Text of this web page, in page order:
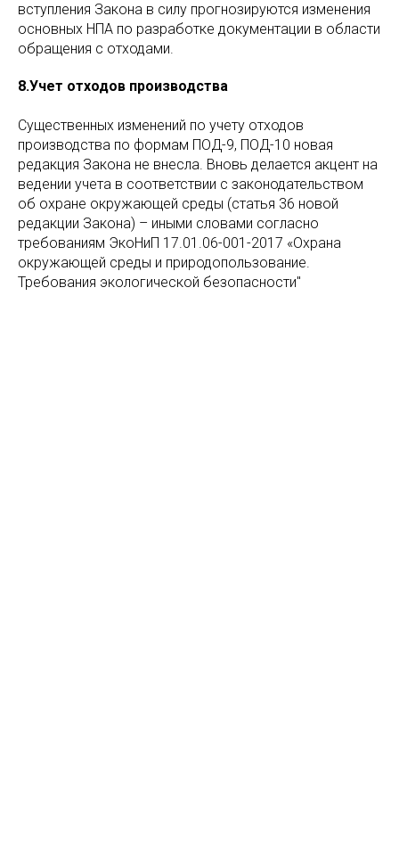
вступления Закона в силу прогнозируются изменения
основных НПА по разработке документации в области
обращения с отходами.
8.Учет отходов производства
Существенных изменений по учету отходов
производства по формам ПОД-9, ПОД-10 новая
редакция Закона не внесла. Вновь делается акцент на
ведении учета в соответствии с законодательством
об охране окружающей среды (статья 36 новой
редакции Закона) – иными словами согласно
требованиям ЭкоНиП 17.01.06-001-2017 «Охрана
окружающей среды и природопользование.
Требования экологической безопасности"